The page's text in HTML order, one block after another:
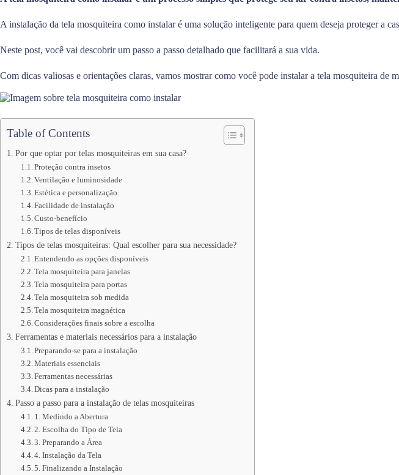
A instalação da tela mosquiteira como instalar é uma solução inteligente para quem deseja proteger a
Neste post, você vai descobrir um passo a passo detalhado que facilitará a sua vida.
Com dicas valiosas e orientações claras, vamos mostrar como você pode instalar a tela mosquiteira de
Table of Contents
Por que optar por telas mosquiteiras em sua casa?
Proteção contra insetos
Ventilação e luminosidade
Estética e personalização
Facilidade de instalação
Custo-benefício
Tipos de telas disponíveis
Tipos de telas mosquiteiras: Qual escolher para sua necessidade?
Entendendo as opções disponíveis
Tela mosquiteira para janelas
Tela mosquiteira para portas
Tela mosquiteira sob medida
Tela mosquiteira magnética
Considerações finais sobre a escolha
Ferramentas e materiais necessários para a instalação
Preparando-se para a instalação
Materiais essenciais
Ferramentas necessárias
Dicas para a instalação
Passo a passo para a instalação de telas mosquiteiras
1. Medindo a Abertura
2. Escolha do Tipo de Tela
3. Preparando a Área
4. Instalação da Tela
5. Finalizando a Instalação